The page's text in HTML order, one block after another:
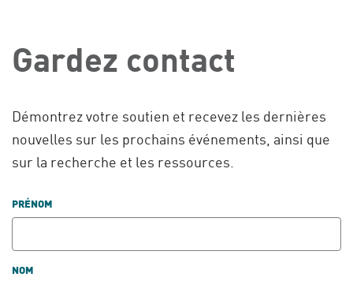
Gardez contact
Démontrez votre soutien et recevez les dernières
nouvelles sur les prochains événements, ainsi que
sur la recherche et les ressources.
PRÉNOM
NOM